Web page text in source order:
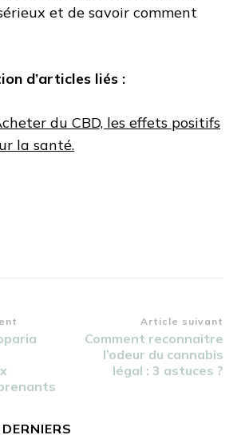
et de savoir comment
d’articles liés :
du CBD, les effets positifs
la santé.
Article suivant
Comment reconnaitre
l’odeur du cannabis
légal : 3 astuces ?